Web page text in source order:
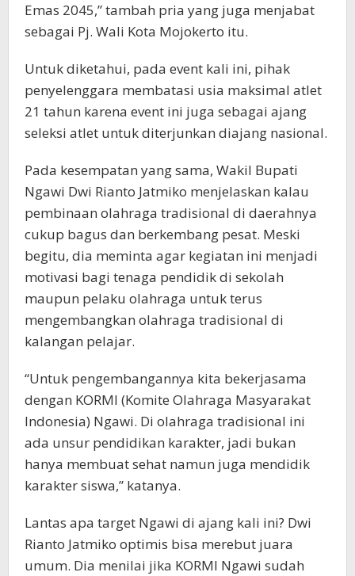
Emas 2045,” tambah pria yang juga menjabat
sebagai Pj. Wali Kota Mojokerto itu.
Untuk diketahui, pada event kali ini, pihak
penyelenggara membatasi usia maksimal atlet
21 tahun karena event ini juga sebagai ajang
seleksi atlet untuk diterjunkan diajang nasional.
Pada kesempatan yang sama, Wakil Bupati
Ngawi Dwi Rianto Jatmiko menjelaskan kalau
pembinaan olahraga tradisional di daerahnya
cukup bagus dan berkembang pesat. Meski
begitu, dia meminta agar kegiatan ini menjadi
motivasi bagi tenaga pendidik di sekolah
maupun pelaku olahraga untuk terus
mengembangkan olahraga tradisional di
kalangan pelajar.
“Untuk pengembangannya kita bekerjasama
dengan KORMI (Komite Olahraga Masyarakat
Indonesia) Ngawi. Di olahraga tradisional ini
ada unsur pendidikan karakter, jadi bukan
hanya membuat sehat namun juga mendidik
karakter siswa,” katanya.
Lantas apa target Ngawi di ajang kali ini? Dwi
Rianto Jatmiko optimis bisa merebut juara
umum. Dia menilai jika KORMI Ngawi sudah